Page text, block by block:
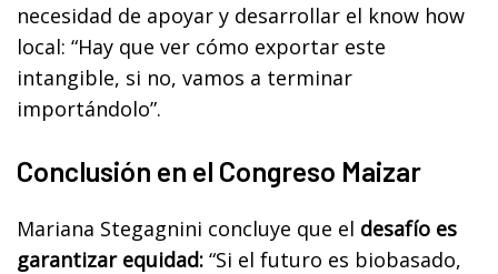
necesidad de apoyar y desarrollar el know how
local: “Hay que ver cómo exportar este
intangible, si no, vamos a terminar
importándolo”.
Conclusión en el Congreso Maizar
Mariana Stegagnini concluye que el desafío es
garantizar equidad: “Si el futuro es biobasado,